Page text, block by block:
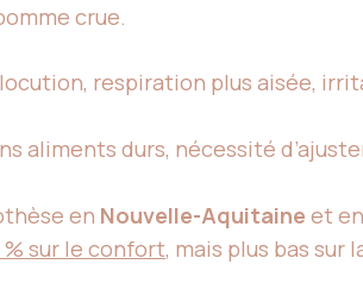
crue.
respiration plus aisée,
aliments durs, nécessité
en Nouvelle-Aquitaine et en
% sur le confort, mais plus bas sur